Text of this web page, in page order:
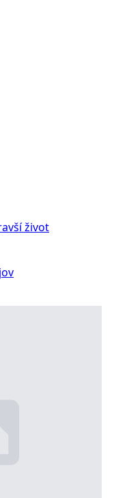
život